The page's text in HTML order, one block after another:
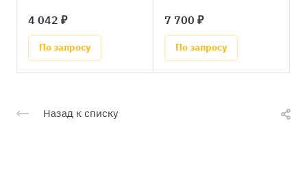
4 042 ₽
По запросу
7 700 ₽
По запросу
Назад к списку